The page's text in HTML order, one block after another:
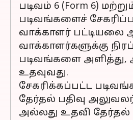
படிவம் 6 (Form 6)
படிவங்களைச்
வாக்காளர் பட்டியலை
வாக்காளர்களுக்கு
படிவங்களை அளித்து,
உதவுவது.
சேகரிக்கப்பட்ட
தேர்தல் பதிவு
அல்லது உதவி தேர்தல்